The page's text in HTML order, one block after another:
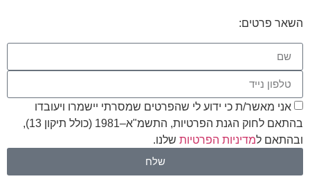
השאר פרטים:
אני מאשר/ת כי ידוע לי שהפרטים שמסרתי יישמרו ויעובדו
בהתאם לחוק הגנת הפרטיות, התשמ"א–1981 (כולל תיקון 13),
ובהתאם ל מדיניות הפרטיותשלנו.
שלח